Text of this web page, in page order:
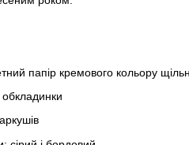
папір кремового кольору